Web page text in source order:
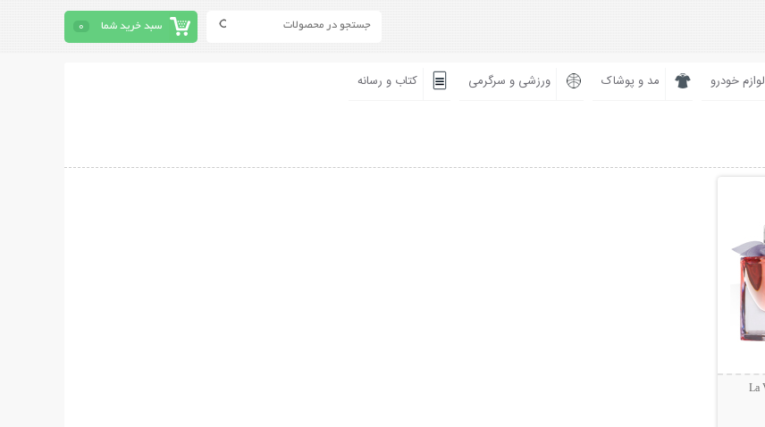
سبد خرید شما 0
لوازم خودرو مد و پوشاک ورزشی و سرگرمی کتاب و رسانه